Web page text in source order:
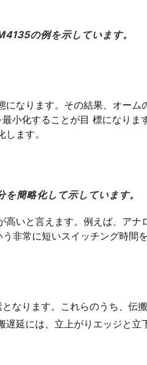
の例を示しています。
なります。その結果、オー
小化することが目 標になり
ます。
簡略化して示しています。
いと言えます。例えば、ア
非常に短いスイッチング時間
なります。これらのうち、伝
延には、立上がりエッジと